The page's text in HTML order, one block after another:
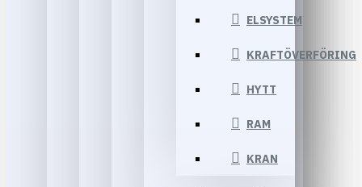
ELSYSTEM
KRAFTÖVERFÖRING
HYTT
RAM
KRAN